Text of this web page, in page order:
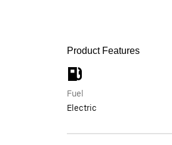
Product Features
Fuel
Electric